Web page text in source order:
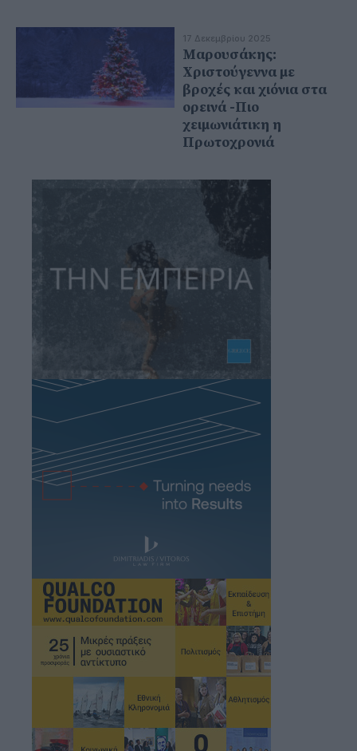
17 Δεκεμβρίου 2025
Μαρουσάκης:
Χριστούγεννα με
βροχές και χιόνια στα
ορεινά -Πιο
χειμωνιάτικη η
Πρωτοχρονιά